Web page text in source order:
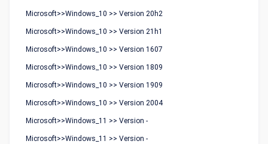
Microsoft>>Windows_10 >> Version 20h2
Microsoft>>Windows_10 >> Version 21h1
Microsoft>>Windows_10 >> Version 1607
Microsoft>>Windows_10 >> Version 1809
Microsoft>>Windows_10 >> Version 1909
Microsoft>>Windows_10 >> Version 2004
Microsoft>>Windows_11 >> Version -
Microsoft>>Windows_11 >> Version -